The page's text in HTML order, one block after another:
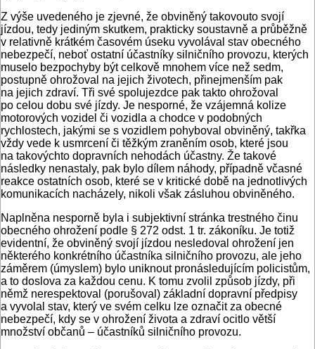
Z výše uvedeného je zjevné, že obviněný takovouto svojí
jízdou, tedy jediným skutkem, prakticky soustavně a průběžně
v relativně krátkém časovém úseku vyvolával stav obecného
nebezpečí, neboť ostatní účastníky silničního provozu, kterých
muselo bezpochyby být celkově mnohem více než sedm,
postupně ohrožoval na jejich životech, přinejmenším pak
na jejich zdraví. Tři své spolujezdce pak takto ohrožoval
po celou dobu své jízdy. Je nesporné, že vzájemná kolize
motorových vozidel či vozidla a chodce v podobných
rychlostech, jakými se s vozidlem pohyboval obviněný, takřka
vždy vede k usmrcení či těžkým zraněním osob, které jsou
na takovýchto dopravních nehodách účastny. Že takové
následky nenastaly, pak bylo dílem náhody, případně včasné
reakce ostatních osob, které se v kritické době na jednotlivých
komunikacích nacházely, nikoli však zásluhou obviněného.
Naplněna nesporně byla i subjektivní stránka trestného činu
obecného ohrožení podle § 272 odst. 1 tr. zákoníku. Je totiž
evidentní, že obviněný svojí jízdou nesledoval ohrožení jen
některého konkrétního účastníka silničního provozu, ale jeho
záměrem (úmyslem) bylo uniknout pronásledujícím policistům,
a to doslova za každou cenu. K tomu zvolil způsob jízdy, při
němž nerespektoval (porušoval) základní dopravní předpisy
a vyvolal stav, který ve svém celku lze označit za obecné
nebezpečí, kdy se v ohrožení života a zdraví ocitlo větší
množství občanů – účastníků silničního provozu.